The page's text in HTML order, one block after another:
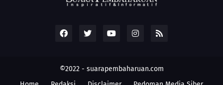
©2022 - suarapembaharuan.com